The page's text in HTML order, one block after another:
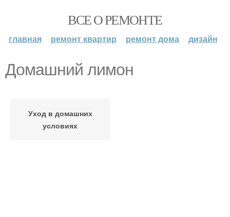
ВСЕ О РЕМОНТЕ
главная ремонт квартир ремонт дома дизайн
Домашний лимон
Уход в домашних
условиях